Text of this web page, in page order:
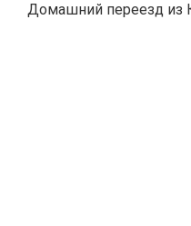
Домашний переезд из